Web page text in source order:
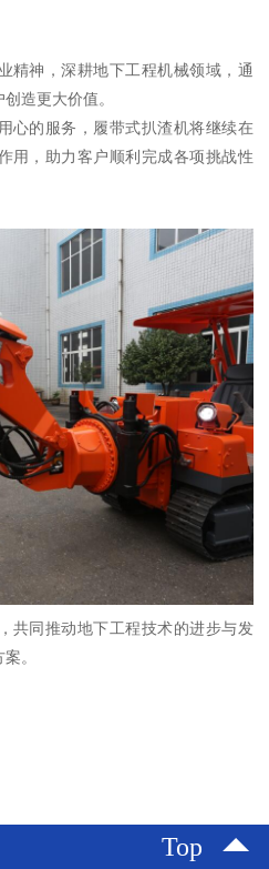
精神，深耕地下工程机械领域，通
造更大价值。
心的服务，履带式扒渣机将继续在
用，助力客户顺利完成各项挑战性
共同推动地下工程技术的进步与发
。
Top